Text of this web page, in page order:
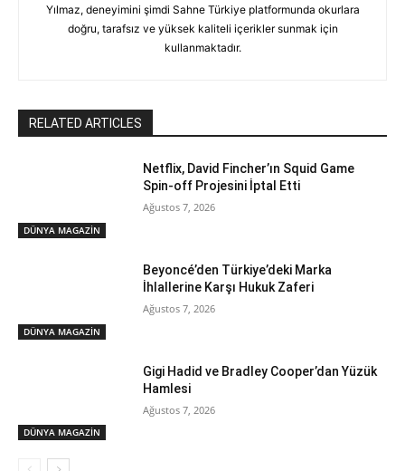
Yılmaz, deneyimini şimdi Sahne Türkiye platformunda okurlara
doğru, tarafsız ve yüksek kaliteli içerikler sunmak için
kullanmaktadır.
RELATED ARTICLES
DÜNYA MAGAZİN
Netflix, David Fincher’ın Squid Game
Spin-off Projesini İptal Etti
Ağustos 7, 2026
DÜNYA MAGAZİN
Beyoncé’den Türkiye’deki Marka
İhlallerine Karşı Hukuk Zaferi
Ağustos 7, 2026
DÜNYA MAGAZİN
Gigi Hadid ve Bradley Cooper’dan Yüzük
Hamlesi
Ağustos 7, 2026